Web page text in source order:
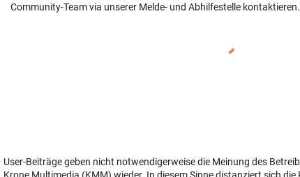
Community-Team via unserer Melde- und Abhilfestelle kontaktieren.